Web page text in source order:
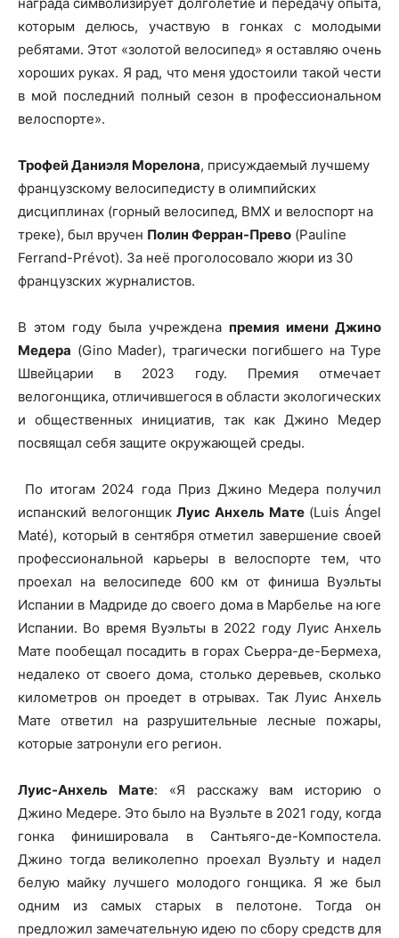
которым делюсь, участвую в гонках с молодыми
ребятами. Этот «золотой велосипед» я оставляю очень
хороших руках. Я рад, что меня удостоили такой чести
в мой последний полный сезон в профессиональном
велоспорте».
Трофей Даниэля Морелона, присуждаемый лучшему
французскому велосипедисту в олимпийских
дисциплинах (горный велосипед, BMX и велоспорт на
треке), был вручен Полин Ферран-Прево (Pauline
Ferrand-Prévot). За неё проголосовало жюри из 30
французских журналистов.
В этом году была учреждена премия имени Джино
Медера (Gino Mader), трагически погибшего на Туре
Швейцарии в 2023 году. Премия отмечает
велогонщика, отличившегося в области экологических
и общественных инициатив, так как Джино Медер
посвящал себя защите окружающей среды.
По итогам 2024 года Приз Джино Медера получил
испанский велогонщикЛуис Анхель Мате(Luis Ángel
Maté), который в сентября отметил завершение своей
профессиональной карьеры в велоспорте тем, что
проехал на велосипеде 600 км от финиша Вуэльты
Испании в Мадриде до своего дома в Марбелье на юге
Испании. Во время Вуэльты в 2022 году Луис Анхель
Мате пообещал посадить в горах Сьерра-де-Бермеха,
недалеко от своего дома, столько деревьев, сколько
километров он проедет в отрывах. Так Луис Анхель
Мате ответил на разрушительные лесные пожары,
которые затронули его регион.
Луис-Анхель Мате: «Я расскажу вам историю о
Джино Медере. Это было на Вуэльте в 2021 году, когда
гонка финишировала в Сантьяго-де-Компостела.
Джино тогда великолепно проехал Вуэльту и надел
белую майку лучшего молодого гонщика. Я же был
одним из самых старых в пелотоне. Тогда он
предложил замечательную идею по сбору средств для